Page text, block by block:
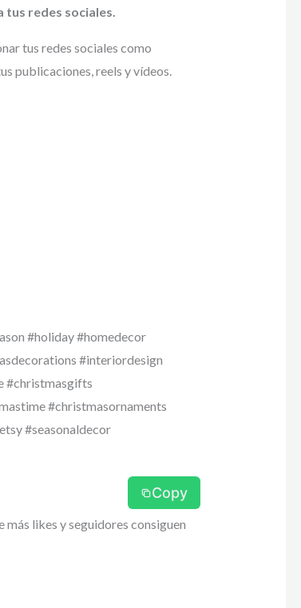
tus redes sociales.
tus redes sociales como
publicaciones, reels y vídeos.
#holiday #homedecor
#interiordesign
#christmasgifts
#christmasornaments
#seasonaldecor
Copy
más likes y seguidores consiguen